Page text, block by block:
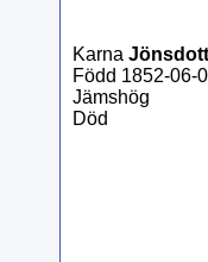
Karna
Född 1852-06-
Jämshög
Död